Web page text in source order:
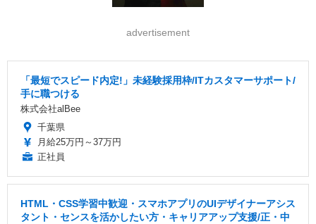
advertisement
「最短でスピード内定!」未経験採用枠/ITカスタマーサポート/
手に職つける
株式会社alBee
千葉県
月給25万円～37万円
正社員
HTML・CSS学習中歓迎・スマホアプリのUIデザイナーアシス
タント・センスを活かしたい方・キャリアアップ支援/正・中